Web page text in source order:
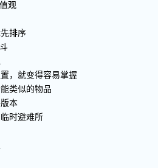
观
排序
，就变得容易掌握
类似的物品
本
时避难所